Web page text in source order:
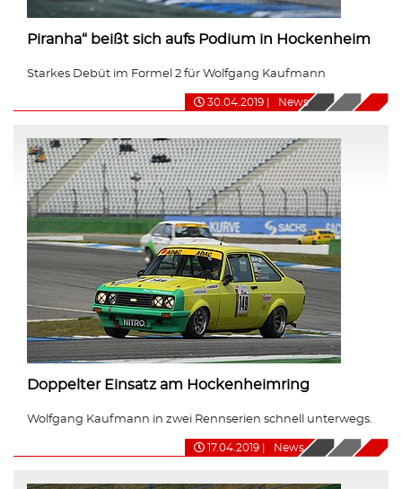
Piranha“ beißt sich aufs Podium in Hockenheim
Starkes Debüt im Formel 2 für Wolfgang Kaufmann
30.04.2019 News
Doppelter Einsatz am Hockenheimring
Wolfgang Kaufmann in zwei Rennserien schnell unterwegs.
17.04.2019 News